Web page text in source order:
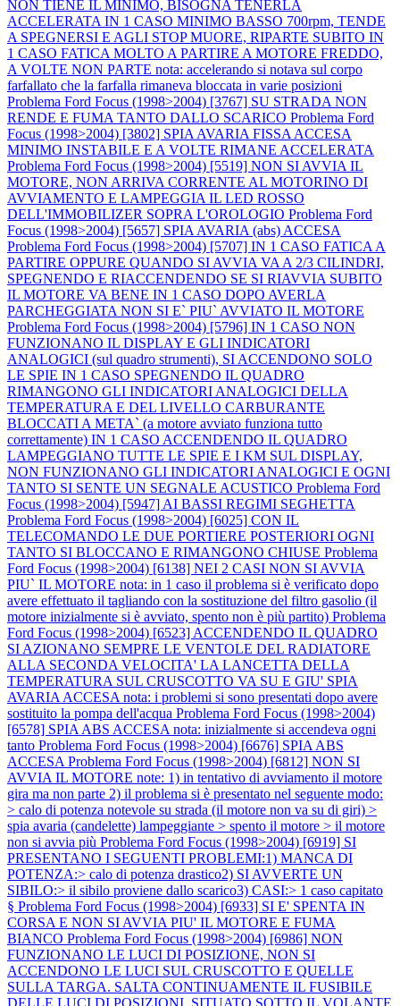
NON TIENE IL MINIMO, BISOGNA TENERLA
ACCELERATA IN 1 CASO MINIMO BASSO 700rpm, TENDE
A SPEGNERSI E AGLI STOP MUORE, RIPARTE SUBITO IN
1 CASO FATICA MOLTO A PARTIRE A MOTORE FREDDO,
A VOLTE NON PARTE nota: accelerando si notava sul corpo
farfallato che la farfalla rimaneva bloccata in varie posizioni
Problema Ford Focus (1998>2004) [3767] SU STRADA NON
RENDE E FUMA TANTO DALLO SCARICO Problema Ford
Focus (1998>2004) [3802] SPIA AVARIA FISSA ACCESA
MINIMO INSTABILE E A VOLTE RIMANE ACCELERATA
Problema Ford Focus (1998>2004) [5519] NON SI AVVIA IL
MOTORE, NON ARRIVA CORRENTE AL MOTORINO DI
AVVIAMENTO E LAMPEGGIA IL LED ROSSO
DELL'IMMOBILIZER SOPRA L'OROLOGIO Problema Ford
Focus (1998>2004) [5657] SPIA AVARIA (abs) ACCESA
Problema Ford Focus (1998>2004) [5707] IN 1 CASO FATICA A
PARTIRE OPPURE QUANDO SI AVVIA VA A 2/3 CILINDRI,
SPEGNENDO E RIACCENDENDO SE SI RIAVVIA SUBITO
IL MOTORE VA BENE IN 1 CASO DOPO AVERLA
PARCHEGGIATA NON SI E` PIU` AVVIATO IL MOTORE
Problema Ford Focus (1998>2004) [5796] IN 1 CASO NON
FUNZIONANO IL DISPLAY E GLI INDICATORI
ANALOGICI (sul quadro strumenti), SI ACCENDONO SOLO
LE SPIE IN 1 CASO SPEGNENDO IL QUADRO
RIMANGONO GLI INDICATORI ANALOGICI DELLA
TEMPERATURA E DEL LIVELLO CARBURANTE
BLOCCATI A META` (a motore avviato funziona tutto
correttamente) IN 1 CASO ACCENDENDO IL QUADRO
LAMPEGGIANO TUTTE LE SPIE E I KM SUL DISPLAY,
NON FUNZIONANO GLI INDICATORI ANALOGICI E OGNI
TANTO SI SENTE UN SEGNALE ACUSTICO Problema Ford
Focus (1998>2004) [5947] AI BASSI REGIMI SEGHETTA
Problema Ford Focus (1998>2004) [6025] CON IL
TELECOMANDO LE DUE PORTIERE POSTERIORI OGNI
TANTO SI BLOCCANO E RIMANGONO CHIUSE Problema
Ford Focus (1998>2004) [6138] NEI 2 CASI NON SI AVVIA
PIU` IL MOTORE nota: in 1 caso il problema si è verificato dopo
avere effettuato il tagliando con la sostituzione del filtro gasolio (il
motore inizialmente si è avviato, spento non è più partito) Problema
Ford Focus (1998>2004) [6523] ACCENDENDO IL QUADRO
SI AZIONANO SEMPRE LE VENTOLE DEL RADIATORE
ALLA SECONDA VELOCITA' LA LANCETTA DELLA
TEMPERATURA SUL CRUSCOTTO VA SU E GIU' SPIA
AVARIA ACCESA nota: i problemi si sono presentati dopo avere
sostituito la pompa dell'acqua Problema Ford Focus (1998>2004)
[6578] SPIA ABS ACCESA nota: inizialmente si accendeva ogni
tanto Problema Ford Focus (1998>2004) [6676] SPIA ABS
ACCESA Problema Ford Focus (1998>2004) [6812] NON SI
AVVIA IL MOTORE note: 1) in tentativo di avviamento il motore
gira ma non parte 2) il problema si è presentato nel seguente modo:
> calo di potenza notevole su strada (il motore non va su di giri) >
spia avaria (candelette) lampeggiante > spento il motore > il motore
non si avvia più Problema Ford Focus (1998>2004) [6919] SI
PRESENTANO I SEGUENTI PROBLEMI:1) MANCA DI
POTENZA:> calo di potenza drastico2) SI AVVERTE UN
SIBILO:> il sibilo proviene dallo scarico3) CASI:> 1 caso capitato
§ Problema Ford Focus (1998>2004) [6933] SI E' SPENTA IN
CORSA E NON SI AVVIA PIU' IL MOTORE E FUMA
BIANCO Problema Ford Focus (1998>2004) [6986] NON
FUNZIONANO LE LUCI DI POSIZIONE, NON SI
ACCENDONO LE LUCI SUL CRUSCOTTO E QUELLE
SULLA TARGA. SALTA CONTINUAMENTE IL FUSIBILE
DELLE LUCI DI POSIZIONI, SITUATO SOTTO IL VOLANTE